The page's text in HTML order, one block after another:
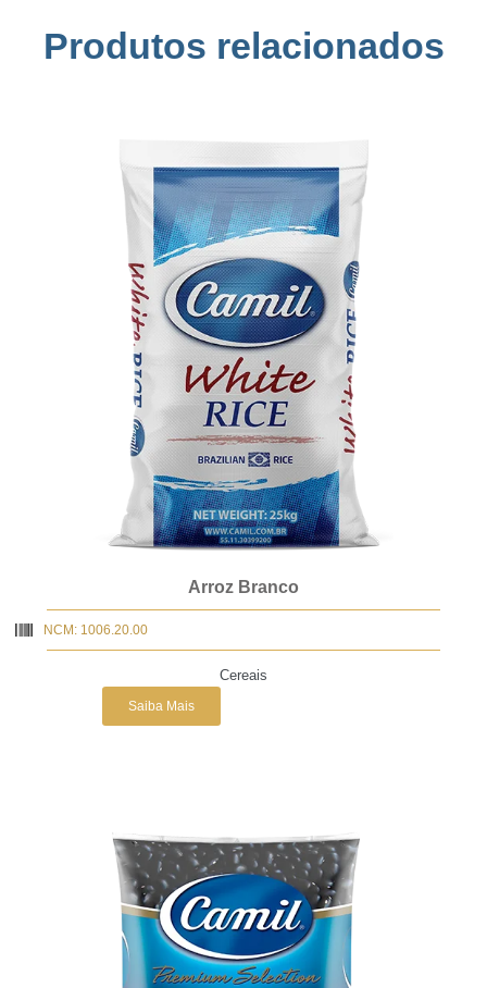
Produtos relacionados
Arroz Branco
NCM: 1006.20.00
Cereais
Saiba Mais